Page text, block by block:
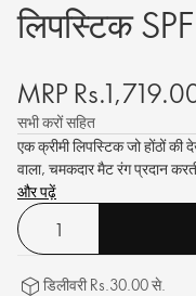
लिपस्टिक
MRP
सभी करों सहित
एक क्रीमी लिपस्टिक जो होंठों
वाला, चमकदार मैट रंग प्रदान
और पढ़ें
डिलीवरी Rs.30.00 से.